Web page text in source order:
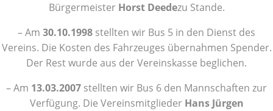
Bürgermeister Horst Deedezu Stande.
– Am 30.10.1998 stellten wir Bus 5 in den Dienst des
Vereins. Die Kosten des Fahrzeuges übernahmen Spender.
Der Rest wurde aus der Vereinskasse beglichen.
– Am 13.03.2007 stellten wir Bus 6 den Mannschaften zur
Verfügung. Die Vereinsmitglieder Hans Jürgen